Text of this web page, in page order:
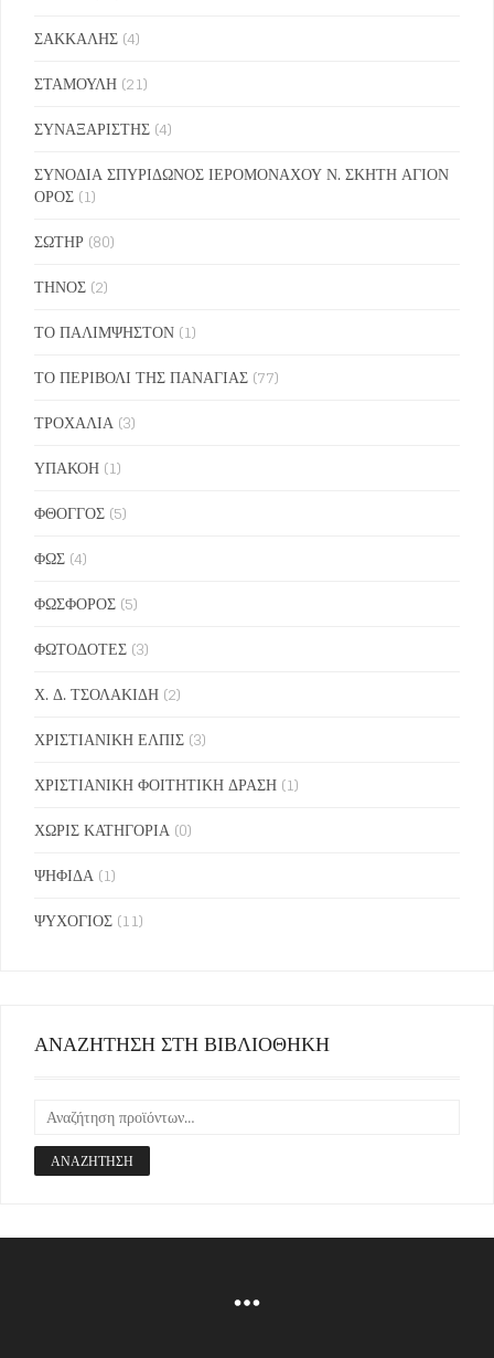
ΣΑΚΚΑΛΗΣ (4)
ΣΤΑΜΟΥΛΗ (21)
ΣΥΝΑΞΑΡΙΣΤΗΣ (4)
ΣΥΝΟΔΙΑ ΣΠΥΡΙΔΩΝΟΣ ΙΕΡΟΜΟΝΑΧΟΥ Ν. ΣΚΗΤΗ ΑΓΙΟΝ
ΟΡΟΣ (1)
ΣΩΤΗΡ (80)
ΤΗΝΟΣ (2)
ΤΟ ΠΑΛΙΜΨΗΣΤΟΝ (1)
ΤΟ ΠΕΡΙΒΟΛΙ ΤΗΣ ΠΑΝΑΓΙΑΣ (77)
ΤΡΟΧΑΛΙΑ (3)
ΥΠΑΚΟΗ (1)
ΦΘΟΓΓΟΣ (5)
ΦΩΣ (4)
ΦΩΣΦΟΡΟΣ (5)
ΦΩΤΟΔΟΤΕΣ (3)
Χ. Δ. ΤΣΟΛΑΚΙΔΗ (2)
ΧΡΙΣΤΙΑΝΙΚΗ ΕΛΠΙΣ (3)
ΧΡΙΣΤΙΑΝΙΚΗ ΦΟΙΤΗΤΙΚΗ ΔΡΑΣΗ (1)
ΧΩΡΙΣ ΚΑΤΗΓΟΡΙΑ (0)
ΨΗΦΙΔΑ (1)
ΨΥΧΟΓΙΟΣ (11)
ΑΝΑΖΗΤΗΣΗ ΣΤΗ ΒΙΒΛΙΟΘΗΚΗ
ΑΝΑΖΉΤΗΣΗ